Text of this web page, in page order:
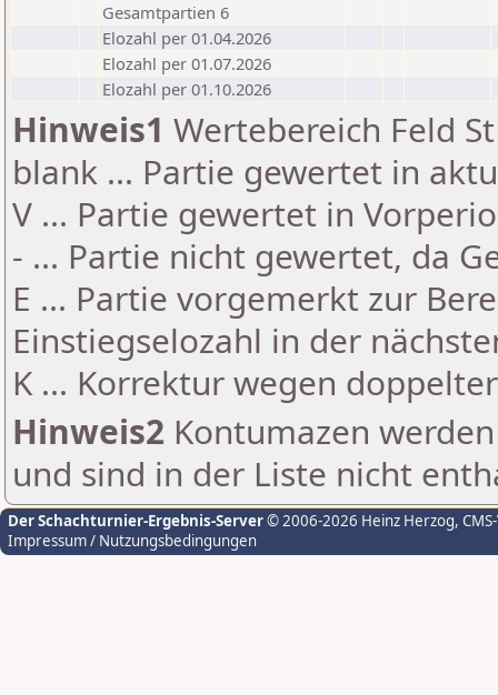
Gesamtpartien 6
Elozahl per 01.04.2026
Elozahl per 01.07.2026
Elozahl per 01.10.2026
Hinweis1 Wertebereich Feld
blank ... Partie gewertet in
V ... Partie gewertet in
- ... Partie nicht gewertet, da
E ... Partie vorgemerkt zur
Einstiegselozahl in der
K ... Korrektur wegen
Hinweis2 Kontumazen
und sind in der Liste nicht
Der Schachturnier-Ergebnis-Server© 2006-2026 Heinz Herzog,
Impressum / Nutzungsbedingungen